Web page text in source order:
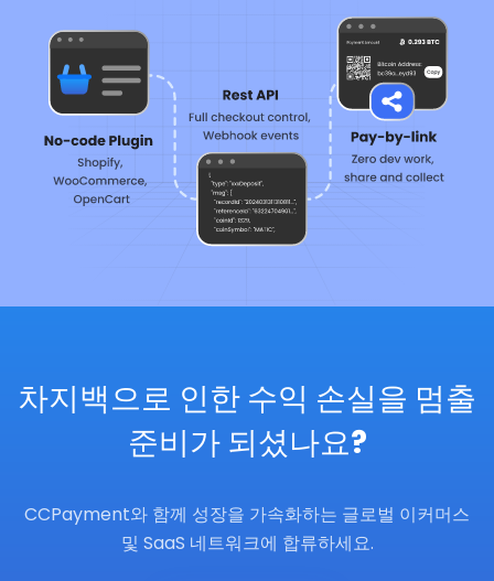
차지백으로 인한 수익 손실을 멈출
준비가 되셨나요?
CCPayment와 함께 성장을 가속화하는 글로벌 이커머스
및 SaaS 네트워크에 합류하세요.